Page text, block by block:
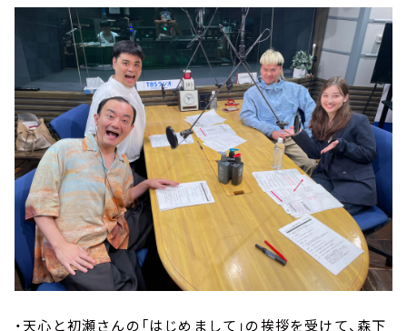
・天心と初瀬さんの「はじめまして」の挨拶を受けて、森下